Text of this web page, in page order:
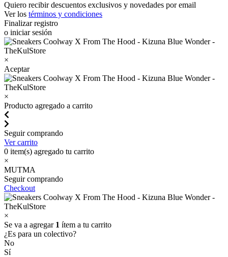
Quiero recibir descuentos exclusivos y novedades por email
Ver los términos y condiciones
Finalizar registro
o iniciar sesión
×
Aceptar
×
Producto agregado a carrito
Seguir comprando
Ver carrito
0 item(s) agregado tu carrito
×
MUTMA
Seguir comprando
Checkout
×
Se va a agregar 1 ítem a tu carrito
¿Es para un colectivo?
No
Sí